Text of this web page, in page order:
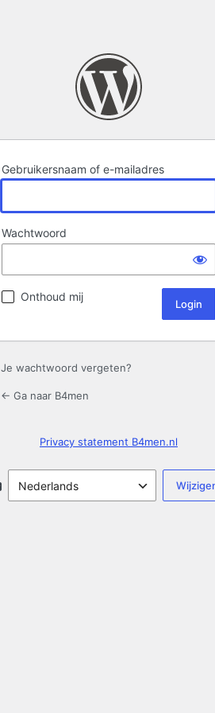
Gebruikersnaam of e-mailadres
Wachtwoord
Onthoud mij
Je wachtwoord vergeten?
← Ga naar B4men
Privacy statement B4men.nl
Taal